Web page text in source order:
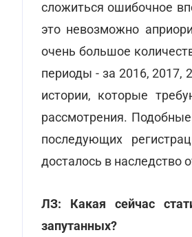
сложиться ошибочное
это невозможно
очень большое
периоды - за 2016, 2017,
истории, которые
рассмотрения.
последующих
досталось в наследство
ЛЗ: Какая сейчас
запутанных?